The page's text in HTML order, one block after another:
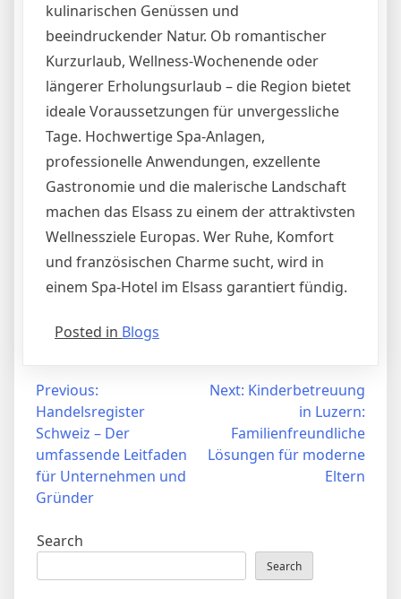
kulinarischen Genüssen und
beeindruckender Natur. Ob romantischer
Kurzurlaub, Wellness-Wochenende oder
längerer Erholungsurlaub – die Region bietet
ideale Voraussetzungen für unvergessliche
Tage. Hochwertige Spa-Anlagen,
professionelle Anwendungen, exzellente
Gastronomie und die malerische Landschaft
machen das Elsass zu einem der attraktivsten
Wellnessziele Europas. Wer Ruhe, Komfort
und französischen Charme sucht, wird in
einem Spa-Hotel im Elsass garantiert fündig.
Posted in Blogs
Post
navigation
Previous:
Handelsregister
Schweiz – Der
umfassende Leitfaden
für Unternehmen und
Gründer
Next: Kinderbetreuung
in Luzern:
Familienfreundliche
Lösungen für moderne
Eltern
Search
Search